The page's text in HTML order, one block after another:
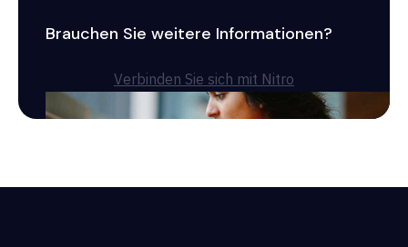
Brauchen Sie weitere Informationen?
Verbinden Sie sich mit Nitro